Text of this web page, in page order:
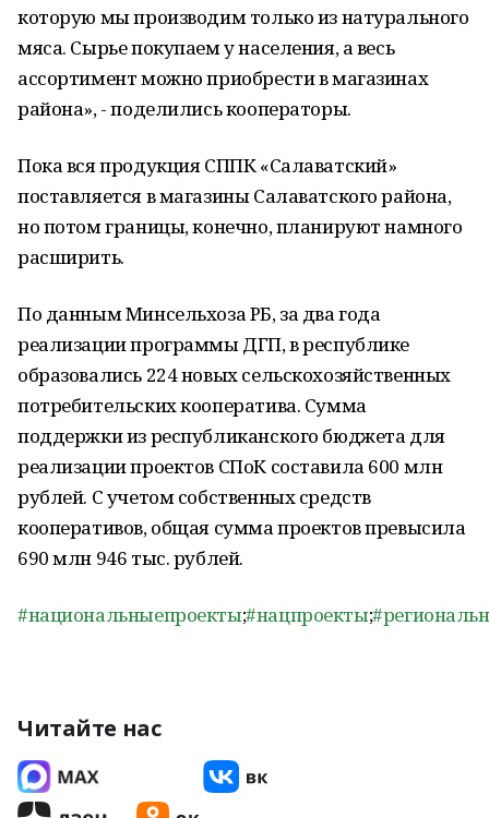
которую мы производим только из натурального
мяса. Сырье покупаем у населения, а весь
ассортимент можно приобрести в магазинах
района», - поделились кооператоры.
Пока вся продукция СППК «Салаватский»
поставляется в магазины Салаватского района,
но потом границы, конечно, планируют намного
расширить.
По данным Минсельхоза РБ, за два года
реализации программы ДГП, в республике
образовались 224 новых сельскохозяйственных
потребительских кооператива. Сумма
поддержки из республиканского бюджета для
реализации проектов СПоК составила 600 млн
рублей. С учетом собственных средств
кооперативов, общая сумма проектов превысила
690 млн 946 тыс. рублей.
#национальныепроекты;#нацпроекты;
Читайте нас